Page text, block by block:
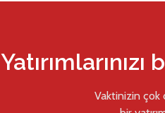
Vaktinizin çok